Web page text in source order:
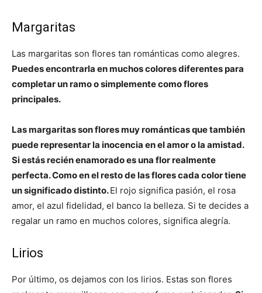
Margaritas
Las margaritas son flores tan románticas como alegres.
Puedes encontrarla en muchos colores diferentes para
completar un ramo o simplemente como flores
principales.
Las margaritas son flores muy románticas que también
puede representar la inocencia en el amor o la amistad.
Si estás recién enamorado es una flor realmente
perfecta. Como en el resto de las flores cada color tiene
un significado distinto.El rojo significa pasión, el rosa
amor, el azul fidelidad, el banco la belleza. Si te decides a
regalar un ramo en muchos colores, significa alegría.
Lirios
Por último, os dejamos con los lirios. Estas son flores